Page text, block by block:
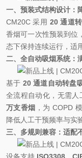
一、预装式结构设计：
CM20C 采用 20 通道
香烟可一次性预装到位
态下保持连续运行，适
二、全自动吸烟系统：
基于 20 通道自动转盘
全流程自动化，无需人
万支香烟 ，为 COPD
降低人工干预频率与实
三、多规则兼容：适配